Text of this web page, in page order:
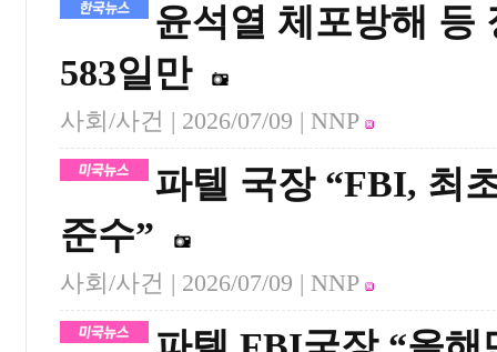
윤석열 체포방해
583일만
사회/사건 | 2026/07/09 | NNP
파텔 국장 “FBI, 최
준수”
사회/사건 | 2026/07/09 | NNP